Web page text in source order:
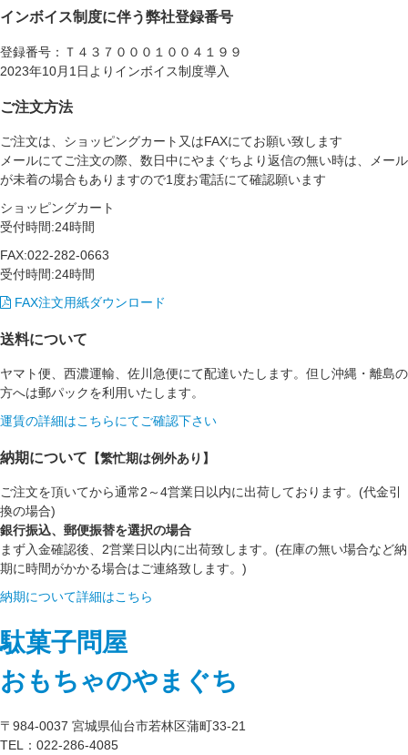
インボイス制度に伴う弊社登録番号
登録番号：Ｔ４３７０００１００４１９９
2023年10月1日よりインボイス制度導入
ご注文方法
ご注文は、ショッピングカート又はFAXにてお願い致します
メールにてご注文の際、数日中にやまぐちより返信の無い時は、メール
が未着の場合もありますので1度お電話にて確認願います
ショッピングカート
受付時間:24時間
FAX:022-282-0663
受付時間:24時間
FAX注文用紙ダウンロード
送料について
ヤマト便、西濃運輸、佐川急便にて配達いたします。但し沖縄・離島の
方へは郵パックを利用いたします。
運賃の詳細はこちらにてご確認下さい
納期について 【繁忙期は例外あり】
ご注文を頂いてから通常2～4営業日以内に出荷しております。(代金引
換の場合)
銀行振込、郵便振替を選択の場合
まず入金確認後、2営業日以内に出荷致します。(在庫の無い場合など納
期に時間がかかる場合はご連絡致します。)
納期について詳細はこちら
駄菓子問屋
おもちゃのやまぐち
〒984-0037 宮城県仙台市若林区蒲町33-21
TEL：022-286-4085